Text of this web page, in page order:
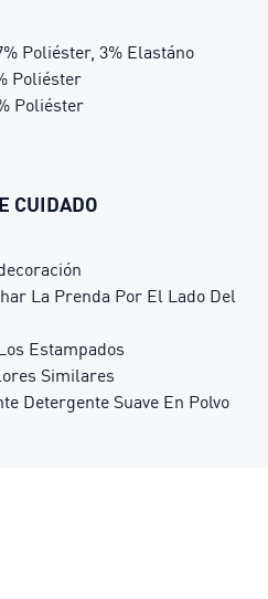
Poliéster, 3% Elastáno
Poliéster
Poliéster
CUIDADO
La Prenda Por El Lado Del
Estampados
Similares
Detergente Suave En Polvo